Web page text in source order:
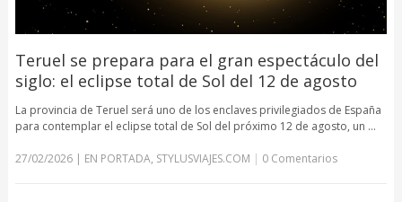
Teruel se prepara para el gran espectáculo del
siglo: el eclipse total de Sol del 12 de agosto
La provincia de Teruel será uno de los enclaves privilegiados de España
para contemplar el eclipse total de Sol del próximo 12 de agosto, un …
27/02/2026| EN PORTADA, STYLUSVIAJES.COM | 0 Comentarios